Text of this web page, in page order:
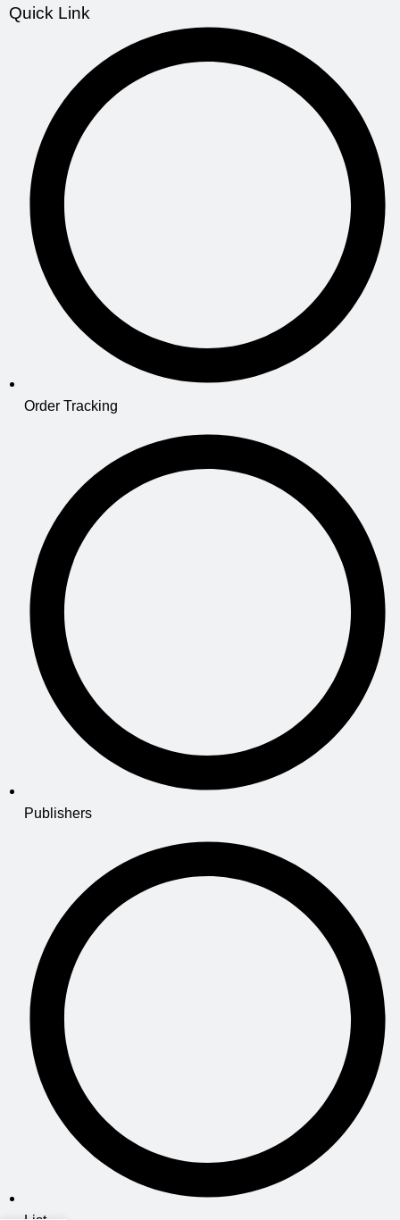
Quick Link
Order Tracking
Publishers